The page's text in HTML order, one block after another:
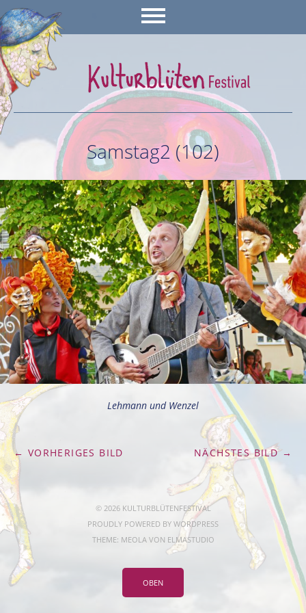
Samstag2 (102)
Lehmann und Wenzel
← VORHERIGES BILD NÄCHSTES BILD →
© 2026 KULTURBLÜTENFESTIVAL
PROUDLY POWERED BY WORDPRESS
THEME: MEOLA VON ELMASTUDIO
OBEN